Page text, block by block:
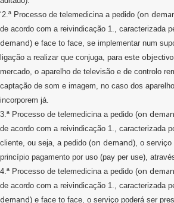
‘2.ª Processo de telemedicina a pedido (on
de acordo com a reivindicação 1., caracterizada
demand) e face to face, se implementar num
ligação a realizar que conjuga, para este objectivo
mercado, o aparelho de televisão e de controlo
captação de som e imagem, no caso dos
incorporem já.
3.ª Processo de telemedicina a pedido (on
de acordo com a reivindicação 1., caracterizada
cliente, ou seja, a pedido (on demand), o serviço
princípio pagamento por uso (pay per use),
4.ª Processo de telemedicina a pedido (on
de acordo com a reivindicação 1., caracterizada
demand) e face to face, o serviço poderá ser